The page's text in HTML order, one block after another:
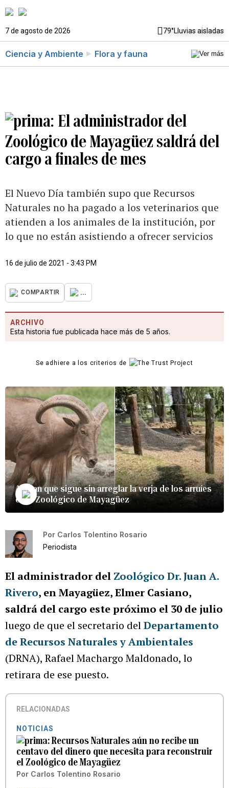
7 de agosto de 2026 79°Lluvias aisladas
Ciencia y Ambiente Flora y fauna
El administrador del
Zoológico de Mayagüez saldrá del
cargo a finales de mes
El Nuevo Día también supo que Recursos
Naturales no ha pagado a los veterinarios que
atienden a los animales de la institución, por
lo que no están asistiendo a ofrecer servicios
16 de julio de 2021 - 3:43 PM
COMPARTIR ...
ARCHIVO
Esta historia fue publicada hace más de 5 años.
Se adhiere a los criterios de
Alegan que sigue sin arreglar la verja de los arruíes
en el Zoológico de Mayagüez
Por Carlos Tolentino Rosario
Periodista
El administrador del Zoológico Dr. Juan A.
Rivero, en Mayagüez, Elmer Casiano,
saldrá del cargo este próximo el 30 de julio
luego de que el secretario delDepartamento
de Recursos Naturales y Ambientales
(DRNA), Rafael Machargo Maldonado, lo
retirara de ese puesto.
RELACIONADAS
NOTICIAS
Recursos Naturales aún no recibe un
centavo del dinero que necesita para reconstruir
el Zoológico de Mayagüez
Por Carlos Tolentino Rosario